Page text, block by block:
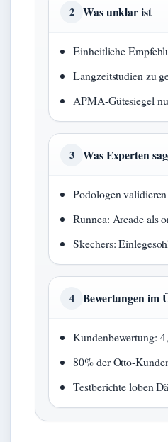
2 Was unklar ist
Einheitliche
Langzeitstudien zu
APMA-Gütesiegel
3 Was Experten
Podologen
Runnea: Arcade als
Skechers:
4 Bewertungen im
Kundenbewertung:
80% der Otto-
Testberichte loben